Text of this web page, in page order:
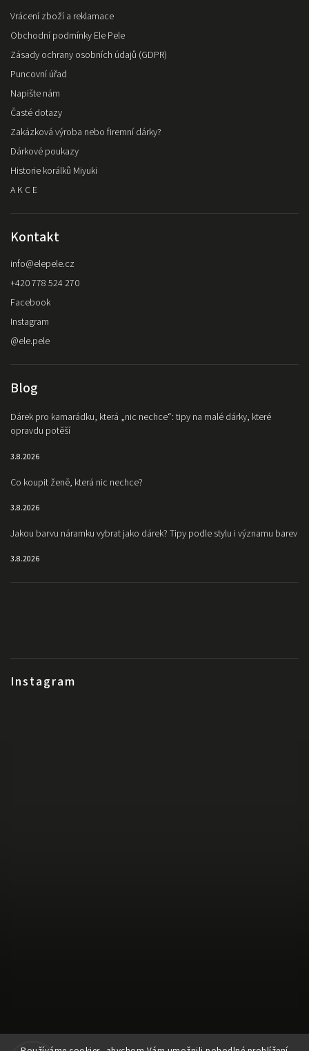
Vrácení zboží a reklamace
Obchodní podmínky Ele Pele
Zásady ochrany osobních údajů (GDPR)
Puncovní úřad
Napište nám
Časté dotazy
Zakázková výroba nebo firemní dárky?
Dárkové poukazy
Historie korálků Miyuki
A K C E
Instagram
Kontakt
info@elepele.cz
+420 778 524 270
Facebook
Instagram
@ele.pele
Blog
Dárek pro kamarádku, která „nic nechce“: tipy na malé dárky, které
opravdu potěší
3.8.2026
Co koupit ženě, která nic nechce?
3.8.2026
Jakou barvu náramku vybrat jako dárek? Tipy podle stylu i významu barev
3.8.2026